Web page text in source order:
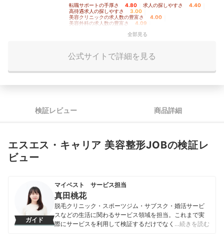
転職サポートの手厚さ 4.80 求人の探しやすさ 4.40
高待遇求人の探しやすさ 3.00
美容クリニックの求人数の豊富さ 4.00
美容外科の求人数の豊富さ 4.09
未経験可の求人数の豊富さ 3.00
全部見る
公式サイトで詳細を見る
検証レビュー 商品詳細
エスエス・キャリア 美容整形JOBの検証レ
ビュー
ガイド
マイベスト サービス担当
真田桃花
脱毛クリニック・スポーツジム・サブスク・婚活サービ
スなどの生活に関わるサービス領域を担当。これまで実
際にサービスを利用して検証するだけでなく、医師や婚
…続きを読む